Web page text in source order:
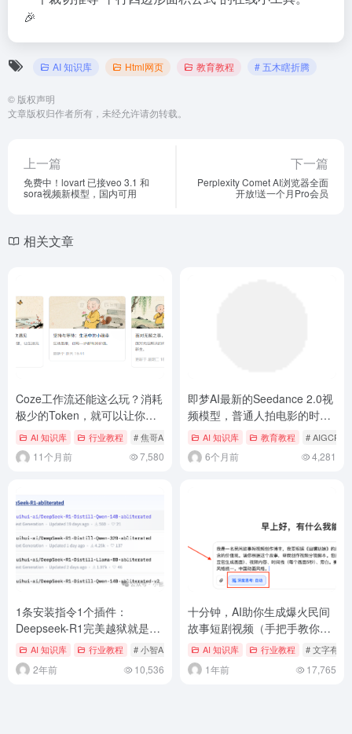
🎉
AI 知识库 Html网页 教育教程 # 五木瞎折腾
© 版权声明
文章版权归作者所有，未经允许请勿转载。
上一篇
免费中！lovart 已接veo 3.1 和
sora视频新模型，国内可用
下一篇
Perplexity Comet AI浏览器全面
开放!送一个月Pro会员
相关文章
Coze工作流还能这么玩？消耗
极少的Token，就可以让你一
键生成图文爆款！
AI 知识库 行业教程 # 焦哥AI智能体
11个月前 7,580
即梦AI最新的Seedance 2.0视
频模型，普通人拍电影的时代
来了！（附使用教程）
AI 知识库 教育教程 # AIGCPM
6个月前 4,281
1条安装指令1个插件：
Deepseek-R1完美越狱就是这
么简单
AI 知识库 行业教程 # 小智AI指南
2年前 10,536
十分钟，AI助你生成爆火民间
故事短剧视频（手把手教你玩
转AI）
AI 知识库 行业教程 # 文字有意
1年前 17,765